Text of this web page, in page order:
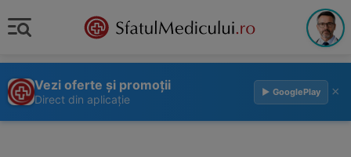
Vezi oferte și promoții
Direct din aplicație
▶ GooglePlay ×